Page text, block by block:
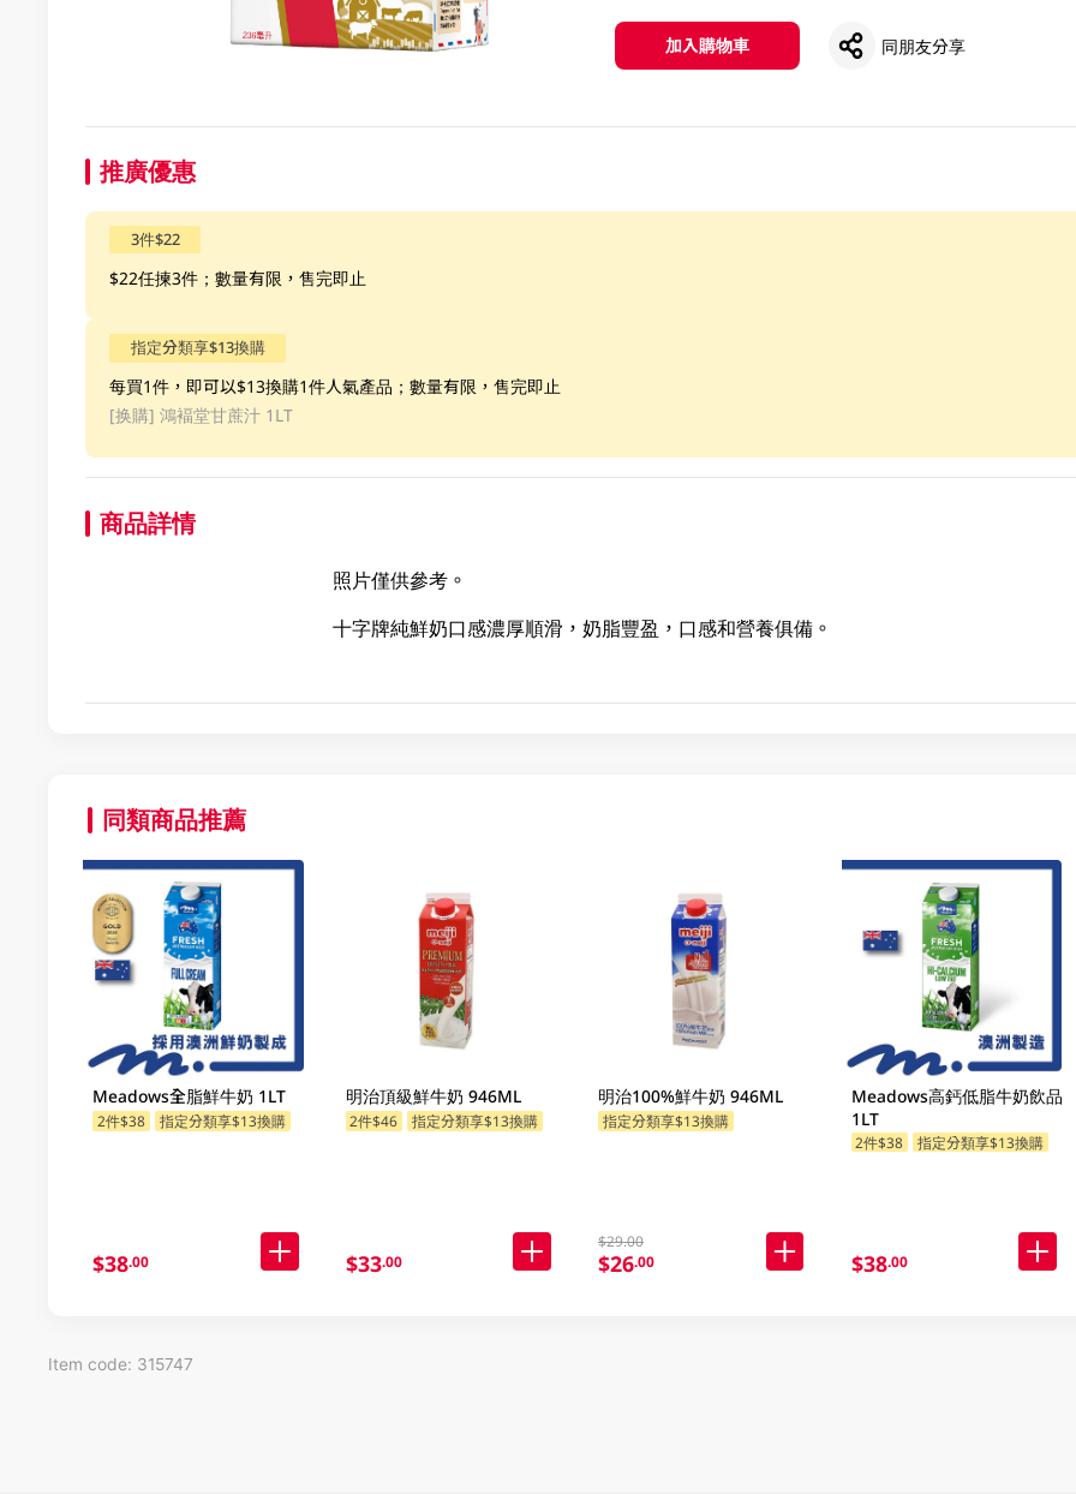
加入購物車 同朋友分享
推廣優惠
3件$22
$22任揀3件；數量有限，售完即止
指定分類享$13換購
每買1件，即可以$13換購1件人氣產品；數量有限，售完即止
[换購] 鴻褔堂甘蔗汁 1LT
商品詳情
照片僅供參考。
十字牌純鮮奶口感濃厚順滑，奶脂豐盈，口感和營養俱備。
同類商品推薦
Meadows全脂鮮牛奶 1LT
2件$38 指定分類享$13換購
$38.00
明治頂級鮮牛奶 946ML
2件$46 指定分類享$13換購
$33.00
明治100%鮮牛奶 946ML
指定分類享$13換購
$29.00
$26.00
Meadows高鈣低脂牛奶飲品
1LT
2件$38 指定分類享$13換購
$38.00
Item code: 315747